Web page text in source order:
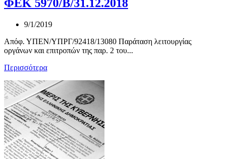
ΦΕΚ 5970/Β/31.12.2018
9/1/2019
Απόφ. ΥΠΕΝ/ΥΠΡΓ/92418/13080 Παράταση λειτουργίας
οργάνων και επιτροπών της παρ. 2 του...
Περισσότερα